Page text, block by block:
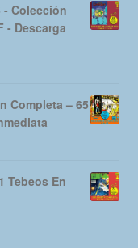
- Colección
- Descarga
Completa – 65
Tebeos En